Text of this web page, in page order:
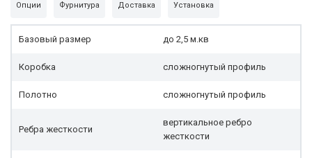
Опции Фурнитура Доставка Установка
Базовый размер до 2,5 м.кв
Коробка сложногнутый профиль
Полотно сложногнутый профиль
Ребра жесткости
вертикальное ребро
жесткости